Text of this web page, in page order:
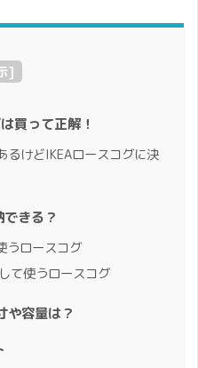
]
買って正解！
るけどIKEAロースコグに決
きる？
うロースコグ
て使うロースコグ
や容量は？